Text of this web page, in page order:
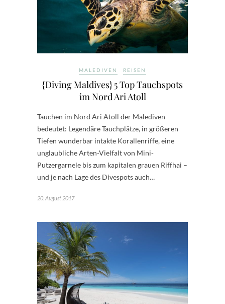
MALEDIVEN REISEN
{Diving Maldives} 5 Top Tauchspots
im Nord Ari Atoll
Tauchen im Nord Ari Atoll der Malediven
bedeutet: Legendäre Tauchplätze, in größeren
Tiefen wunderbar intakte Korallenriffe, eine
unglaubliche Arten-Vielfalt von Mini-
Putzergarnele bis zum kapitalen grauen Riffhai –
und je nach Lage des Divespots auch…
20. August 2017